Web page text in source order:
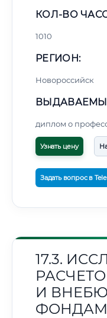
КОЛ-ВО
1010
РЕГИОН:
Новороссийск
диплом о
Узнать цену
Задать вопрос в
17.3.
И